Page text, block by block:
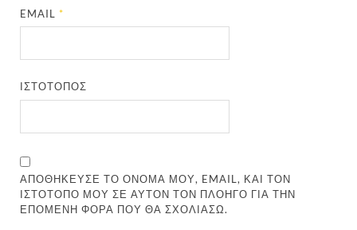
EMAIL*
ΙΣΤΌΤΟΠΟΣ
ΑΠΟΘΉΚΕΥΣΕ ΤΟ ΌΝΟΜΆ ΜΟΥ, EMAIL, ΚΑΙ ΤΟΝ
ΙΣΤΌΤΟΠΟ ΜΟΥ ΣΕ ΑΥΤΌΝ ΤΟΝ ΠΛΟΗΓΌ ΓΙΑ ΤΗΝ
ΕΠΌΜΕΝΗ ΦΟΡΆ ΠΟΥ ΘΑ ΣΧΟΛΙΆΣΩ.